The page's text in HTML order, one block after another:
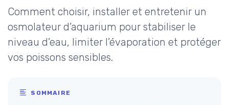
Comment choisir, installer et entretenir un
osmolateur d’aquarium pour stabiliser le
niveau d’eau, limiter l’évaporation et protéger
vos poissons sensibles.
SOMMAIRE